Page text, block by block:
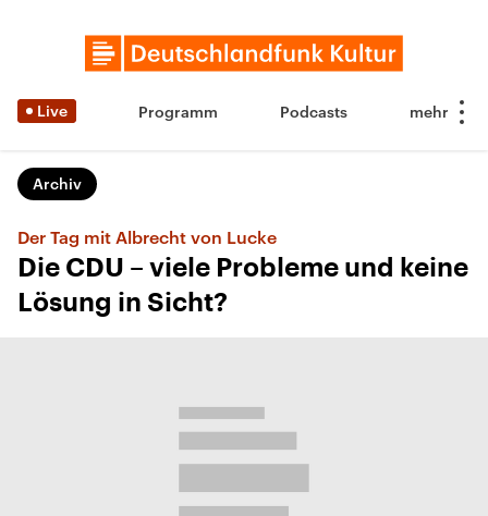
Live Programm Podcasts
Archiv
Der Tag mit Albrecht von Lucke
Die CDU – viele Probleme und keine
Lösung in Sicht?